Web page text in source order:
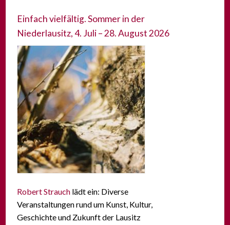
Einfach vielfältig. Sommer in der
Niederlausitz, 4. Juli – 28. August 2026
Robert Strauch lädt ein: Diverse
Veranstaltungen rund um Kunst, Kultur,
Geschichte und Zukunft der Lausitz